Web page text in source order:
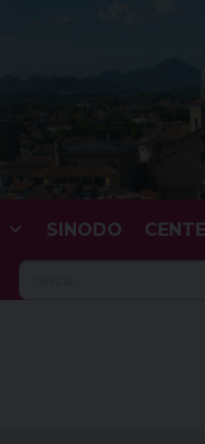
SINODO
Search